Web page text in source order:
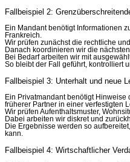
Fallbeispiel 2:
Ein Mandant benötigt Informationen
Frankreich.
Wir prüfen zunächst die rechtliche
Danach koordinieren wir die
Bei Bedarf arbeiten wir mit
So bleibt der Fall geführt, kontrolliert
Fallbeispiel 3: Unterhalt und neue
Ein Privatmandant benötigt
früherer Partner in einer verfestigten
Wir prüfen Aufenthaltsmuster,
Dabei arbeiten wir diskret und
Die Ergebnisse werden so
kann.
Fallbeispiel 4: Wirtschaftlicher